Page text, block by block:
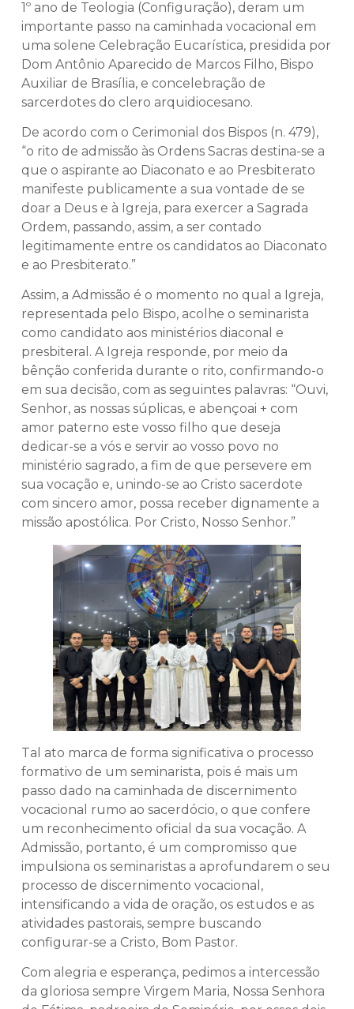
1º ano de Teologia (Configuração), deram um
importante passo na caminhada vocacional em
uma solene Celebração Eucarística, presidida por
Dom Antônio Aparecido de Marcos Filho, Bispo
Auxiliar de Brasília, e concelebração de
sarcerdotes do clero arquidiocesano.
De acordo com o Cerimonial dos Bispos (n. 479),
“o rito de admissão às Ordens Sacras destina-se a
que o aspirante ao Diaconato e ao Presbiterato
manifeste publicamente a sua vontade de se
doar a Deus e à Igreja, para exercer a Sagrada
Ordem, passando, assim, a ser contado
legitimamente entre os candidatos ao Diaconato
e ao Presbiterato.”
Assim, a Admissão é o momento no qual a Igreja,
representada pelo Bispo, acolhe o seminarista
como candidato aos ministérios diaconal e
presbiteral. A Igreja responde, por meio da
bênção conferida durante o rito, confirmando-o
em sua decisão, com as seguintes palavras: “Ouvi,
Senhor, as nossas súplicas, e abençoai + com
amor paterno este vosso filho que deseja
dedicar-se a vós e servir ao vosso povo no
ministério sagrado, a fim de que persevere em
sua vocação e, unindo-se ao Cristo sacerdote
com sincero amor, possa receber dignamente a
missão apostólica. Por Cristo, Nosso Senhor.”
Tal ato marca de forma significativa o processo
formativo de um seminarista, pois é mais um
passo dado na caminhada de discernimento
vocacional rumo ao sacerdócio, o que confere
um reconhecimento oficial da sua vocação. A
Admissão, portanto, é um compromisso que
impulsiona os seminaristas a aprofundarem o seu
processo de discernimento vocacional,
intensificando a vida de oração, os estudos e as
atividades pastorais, sempre buscando
configurar-se a Cristo, Bom Pastor.
Com alegria e esperança, pedimos a intercessão
da gloriosa sempre Virgem Maria, Nossa Senhora